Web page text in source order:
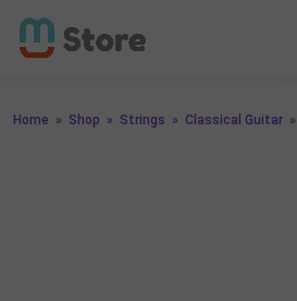
Home » Shop » Strings » Classical Guitar »